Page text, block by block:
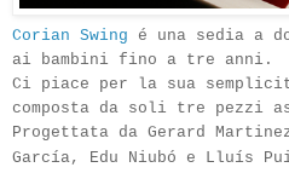
Corian Swing é una sedia a
ai bambini fino a tre anni.
Ci piace per la sua
composta da soli tre pezzi
Progettata da Gerard
García, Edu Niubó e Lluís